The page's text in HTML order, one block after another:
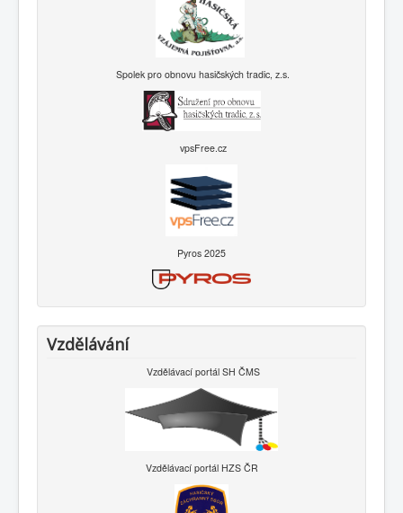
Spolek pro obnovu hasičských tradic, z.s.
vpsFree.cz
Pyros 2025
Vzdělávání
Vzdělávací portál SH ČMS
Vzdělávací portál HZS ČR